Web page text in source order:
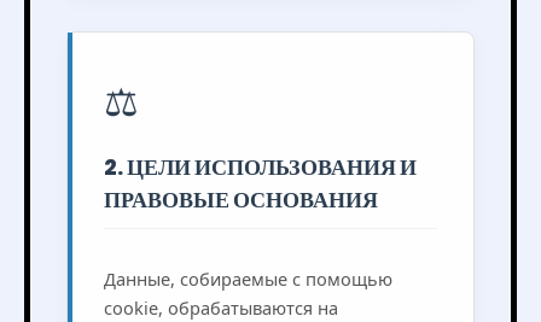
⚖️
2. ЦЕЛИ ИСПОЛЬЗОВАНИЯ И
ПРАВОВЫЕ ОСНОВАНИЯ
Данные, собираемые с помощью
cookie, обрабатываются на